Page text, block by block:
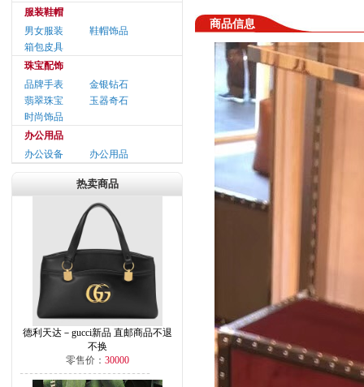
服装鞋帽
男女服装
鞋帽饰品
箱包皮具
珠宝配饰
品牌手表
金银钻石
翡翠珠宝
玉器奇石
时尚饰品
办公用品
办公设备
办公用品
热卖商品
德利天达－gucci新品 直邮商品不退
不换
零售价： 30000
商品信息